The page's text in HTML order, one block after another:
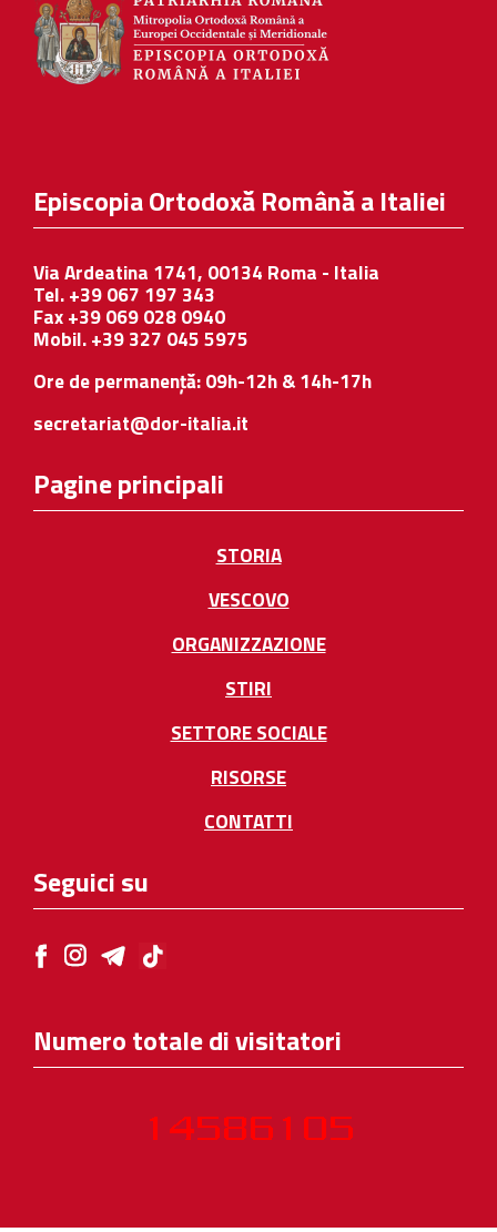
Episcopia Ortodoxă Română a Italiei
Via Ardeatina 1741, 00134 Roma - Italia
Tel. +39 067 197 343
Fax +39 069 028 0940
Mobil. +39 327 045 5975
Ore de permanență: 09h-12h & 14h-17h
secretariat@dor-italia.it
Pagine principali
STORIA
VESCOVO
ORGANIZZAZIONE
STIRI
SETTORE SOCIALE
RISORSE
CONTATTI
Seguici su
Numero totale di visitatori